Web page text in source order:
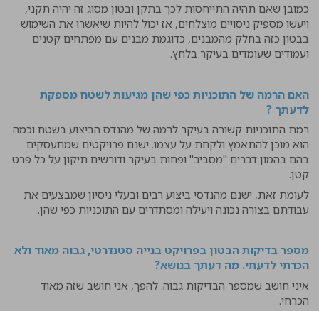
כמובן שאם תהיה התייחסות לכך בתקן ובטון מסוג זה יהיה תקני,
ויעשו מספיק ניסויים מוצלחים, אז יכול להיות שיאשרו את השימוש
בבטון כזה בחלק מהמבנים, כדוגמת מבנים עם מפתחים קטנים
ועמודים שעומדים בעיקר בלחץ.
האם הרמה של התוכניות כפי שהן מגיעות לשטח מספקת
לדעתך ?
רמת התוכניות קשורה בעיקר לרמה של מהנדס הביצוע בשטח וכמה
הוא מוכן להתאמץ ולקחת על עצמו. ישנם פרויקטים שמתעסקים
בהם בהמון דברים "מסביב" ופחות בעיקר ודורשים תיקון על כל פרט
קטן.
לעומת זאת, ישנם מהנדסי ביצוע רבים ובעלי ניסיון שמבצעים את
עבודתם בצורה נכונה ויעילה ומסתדרים עם התוכניות כפי שהן.
מספר בדיקות הבטון בפרויקט בנייה סטנדרטי, גבוה מאוד ולא
הכרתי לדעתי. מה דעתך בנושא?
איני חושב שמספר הבדיקות גבוה. להפך, אני חושב שזה מאוד
הכרחי.